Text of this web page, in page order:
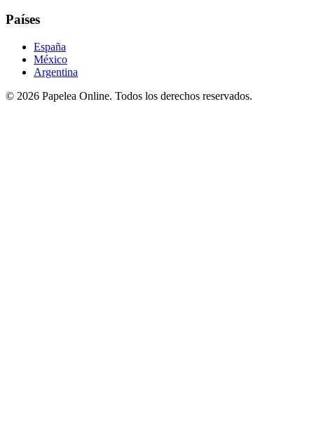
Países
España
México
Argentina
© 2026 Papelea Online. Todos los derechos reservados.